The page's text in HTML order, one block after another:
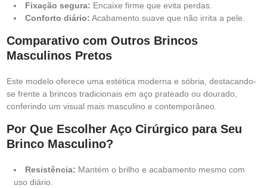
Fixação segura: Encaixe firme que evita perdas.
Conforto diário: Acabamento suave que não irrita a pele.
Comparativo com Outros Brincos
Masculinos Pretos
Este modelo oferece uma estética moderna e sóbria, destacando-
se frente a brincos tradicionais em aço prateado ou dourado,
conferindo um visual mais masculino e contemporâneo.
Por Que Escolher Aço Cirúrgico para Seu
Brinco Masculino?
Resistência: Mantém o brilho e acabamento mesmo com
uso diário.